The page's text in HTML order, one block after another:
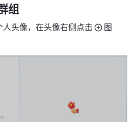
组
头像，在头像右侧点击
图